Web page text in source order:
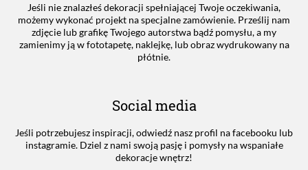
Jeśli nie znalazłeś dekoracji spełniającej Twoje oczekiwania,
możemy wykonać projekt na specjalne zamówienie. Prześlij nam
zdjęcie lub grafikę Twojego autorstwa bądź pomysłu, a my
zamienimy ją w fototapetę, naklejkę, lub obraz wydrukowany na
płótnie.
Social media
Jeśli potrzebujesz inspiracji, odwiedź nasz profil na facebooku lub
instagramie. Dziel z nami swoją pasję i pomysły na wspaniałe
dekoracje wnętrz!